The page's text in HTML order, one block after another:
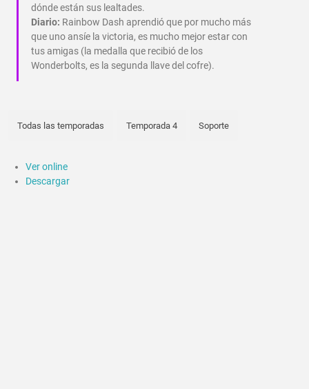
dónde están sus lealtades.
Diario: Rainbow Dash aprendió que por mucho más
que uno ansíe la victoria, es mucho mejor estar con
tus amigas (la medalla que recibió de los
Wonderbolts, es la segunda llave del cofre).
Todas las temporadas Temporada 4 Soporte
Ver online
Descargar